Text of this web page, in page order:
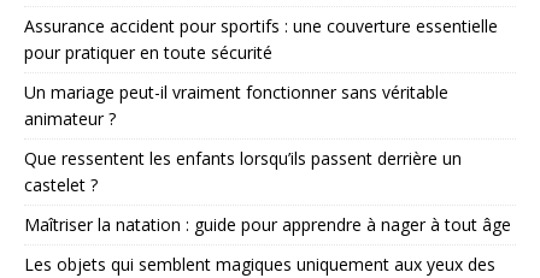
Assurance accident pour sportifs : une couverture essentielle
pour pratiquer en toute sécurité
Un mariage peut-il vraiment fonctionner sans véritable
animateur ?
Que ressentent les enfants lorsqu’ils passent derrière un
castelet ?
Maîtriser la natation : guide pour apprendre à nager à tout âge
Les objets qui semblent magiques uniquement aux yeux des